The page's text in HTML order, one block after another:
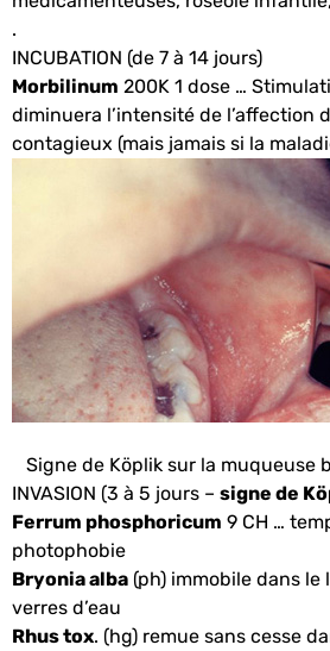
.
INCUBATION (de 7 à 14 jours)
Morbilinum 200K 1 dose …
diminuera l’intensité de l’affection
contagieux (mais jamais si la
Signe de Köplik sur la muqueuse
INVASION (3 à 5 jours – signe de
Ferrum phosphoricum 9 CH …
photophobie
Bryonia alba (ph) immobile dans
verres d’eau
Rhus tox. (hg) remue sans cesse